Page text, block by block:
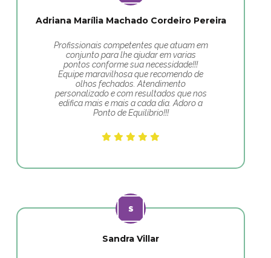
Adriana Marília Machado Cordeiro Pereira
Profissionais competentes que atuam em
conjunto para lhe ajudar em varias
pontos conforme sua necessidade!!!
Equipe maravilhosa que recomendo de
olhos fechados. Atendimento
personalizado e com resultados que nos
edifica mais e mais a cada dia. Adoro a
Ponto de Equilíbrio!!!
Sandra Villar